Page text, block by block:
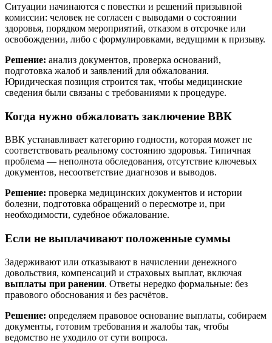
Ситуации начинаются с повестки и решений призывной
комиссии: человек не согласен с выводами о состоянии
здоровья, порядком мероприятий, отказом в отсрочке или
освобождении, либо с формулировками, ведущими к призыву.
Решение: анализ документов, проверка оснований,
подготовка жалоб и заявлений для обжалования.
Юридическая позиция строится так, чтобы медицинские
сведения были связаны с требованиями к процедуре.
Когда нужно обжаловать заключение ВВК
ВВК устанавливает категорию годности, которая может не
соответствовать реальному состоянию здоровья. Типичная
проблема — неполнота обследования, отсутствие ключевых
документов, несоответствие диагнозов и выводов.
Решение: проверка медицинских документов и истории
болезни, подготовка обращений о пересмотре и, при
необходимости, судебное обжалование.
Если не выплачивают положенные суммы
Задерживают или отказывают в начислении денежного
довольствия, компенсаций и страховых выплат, включая
выплаты при ранении. Ответы нередко формальные: без
правового обоснования и без расчётов.
Решение: определяем правовое основание выплаты, собираем
документы, готовим требования и жалобы так, чтобы
ведомство не уходило от сути вопроса.